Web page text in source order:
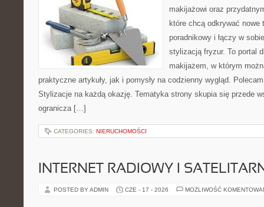
makijażowi oraz
które chcą odkrywać nowe
poradnikowy i łączy w
stylizacją fryzur. To portal
makijażem, w którym
praktyczne artykuły, jak i pomysły na codzienny wygląd.
Stylizacje na każdą okazję. Tematyka strony skupia się przede
ogranicza […]
CATEGORIES: NIERUCHOMOŚCI
INTERNET RADIOWY I
POSTED BY ADMIN CZE - 17 - 2026 MOŻLIWOŚĆ